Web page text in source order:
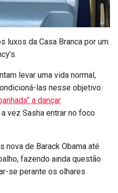
luxos da Casa Branca por um
levar uma vida normal,
las nesse objetivo.
a dançar
vez Sasha entrar no foco
nova de Barack Obama até
fazendo ainda questão
se perante os olhares